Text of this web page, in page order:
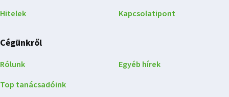
Hitelek
Kapcsolatipont
Cégünkről
Rólunk
Top tanácsadóink
Egyéb hírek